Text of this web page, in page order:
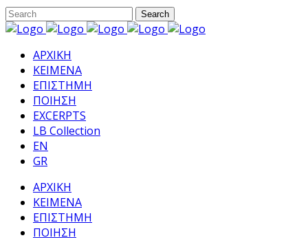
ΑΡΧΙΚΗ
ΚΕΙΜΕΝΑ
ΕΠΙΣΤΗΜΗ
ΠΟΙΗΣΗ
EXCERPTS
LB Collection
EN
GR
ΑΡΧΙΚΗ
ΚΕΙΜΕΝΑ
ΕΠΙΣΤΗΜΗ
ΠΟΙΗΣΗ